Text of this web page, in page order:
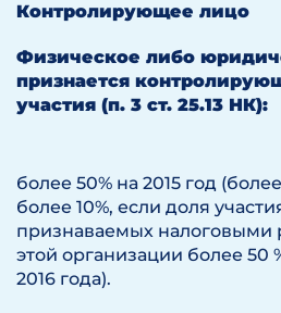
Контролирующее лицо
Физическое либо
признается
участия (п. 3 ст. 25.13 НК):
более 50% на 2015 год
более 10%, если доля
признаваемых налоговыми
этой организации более 50
2016 года).